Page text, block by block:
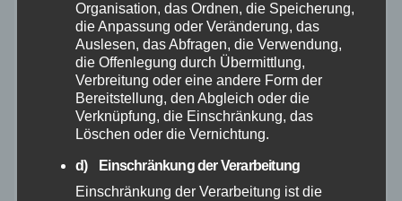
Mai 2026
April 2026
März 2026
Februar 2026
Organisation, das Ordnen, die Speicherung,
die Anpassung oder Veränderung, das
Auslesen, das Abfragen, die Verwendung,
die Offenlegung durch Übermittlung,
Verbreitung oder eine andere Form der
Bereitstellung, den Abgleich oder die
Verknüpfung, die Einschränkung, das
Löschen oder die Vernichtung.
d) Einschränkung der Verarbeitung
Einschränkung der Verarbeitung ist die